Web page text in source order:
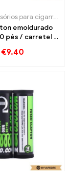
para cigarros eletrônicos
emoldurado
pés / carretel e
€9.40